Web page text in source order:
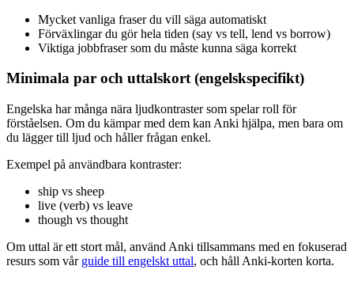
Mycket vanliga fraser du vill säga automatiskt
Förväxlingar du gör hela tiden (say vs tell, lend vs borrow)
Viktiga jobbfraser som du måste kunna säga korrekt
Minimala par och uttalskort (engelskspecifikt)
Engelska har många nära ljudkontraster som spelar roll för
förståelsen. Om du kämpar med dem kan Anki hjälpa, men bara om
du lägger till ljud och håller frågan enkel.
Exempel på användbara kontraster:
ship vs sheep
live (verb) vs leave
though vs thought
Om uttal är ett stort mål, använd Anki tillsammans med en fokuserad
resurs som vår guide till engelskt uttal, och håll Anki-korten korta.